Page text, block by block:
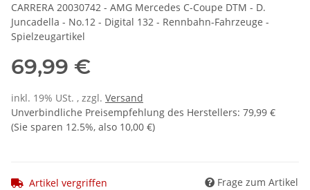
CARRERA 20030742 - AMG Mercedes C-Coupe DTM - D.
Juncadella - No.12 - Digital 132 - Rennbahn-Fahrzeuge -
Spielzeugartikel
69,99 €
inkl. 19% USt. , zzgl. Versand
Unverbindliche Preisempfehlung des Herstellers: 79,99 €
(Sie sparen 12.5%, also 10,00 €)
Artikel vergriffen Frage zum Artikel